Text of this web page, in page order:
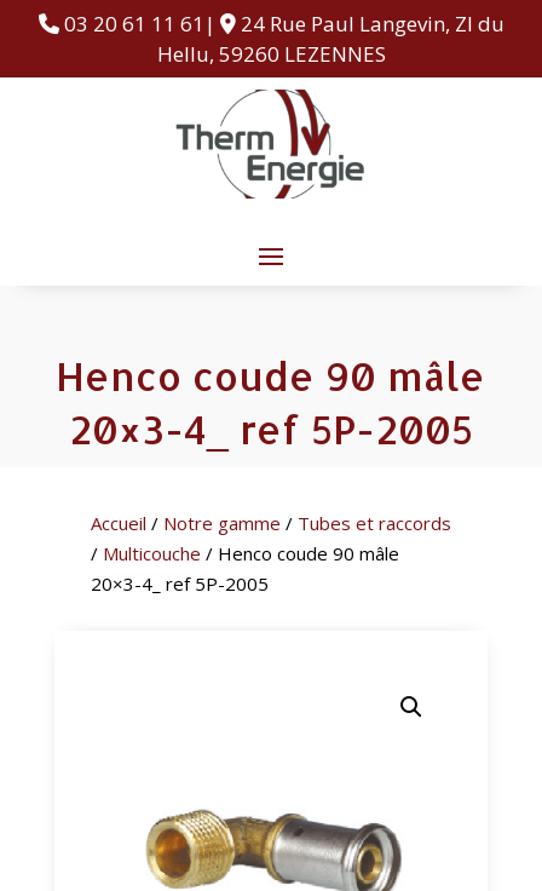
03 20 61 11 61|
24 Rue Paul Langevin, ZI du
Hellu, 59260 LEZENNES
Henco coude 90 mâle
20×3-4_ ref 5P-2005
Accueil / Notre gamme / Tubes et raccords
/ Multicouche / Henco coude 90 mâle
20×3-4_ ref 5P-2005